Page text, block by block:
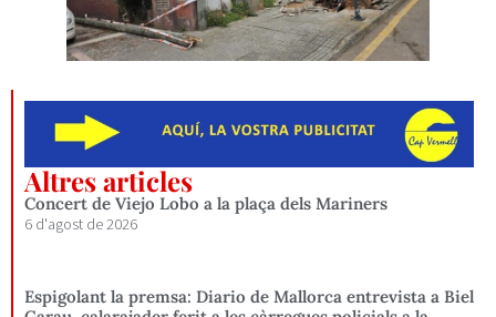
Altres articles
Concert de Viejo Lobo a la plaça dels Mariners
6 d'agost de 2026
Espigolant la premsa: Diario de Mallorca entrevista a Biel